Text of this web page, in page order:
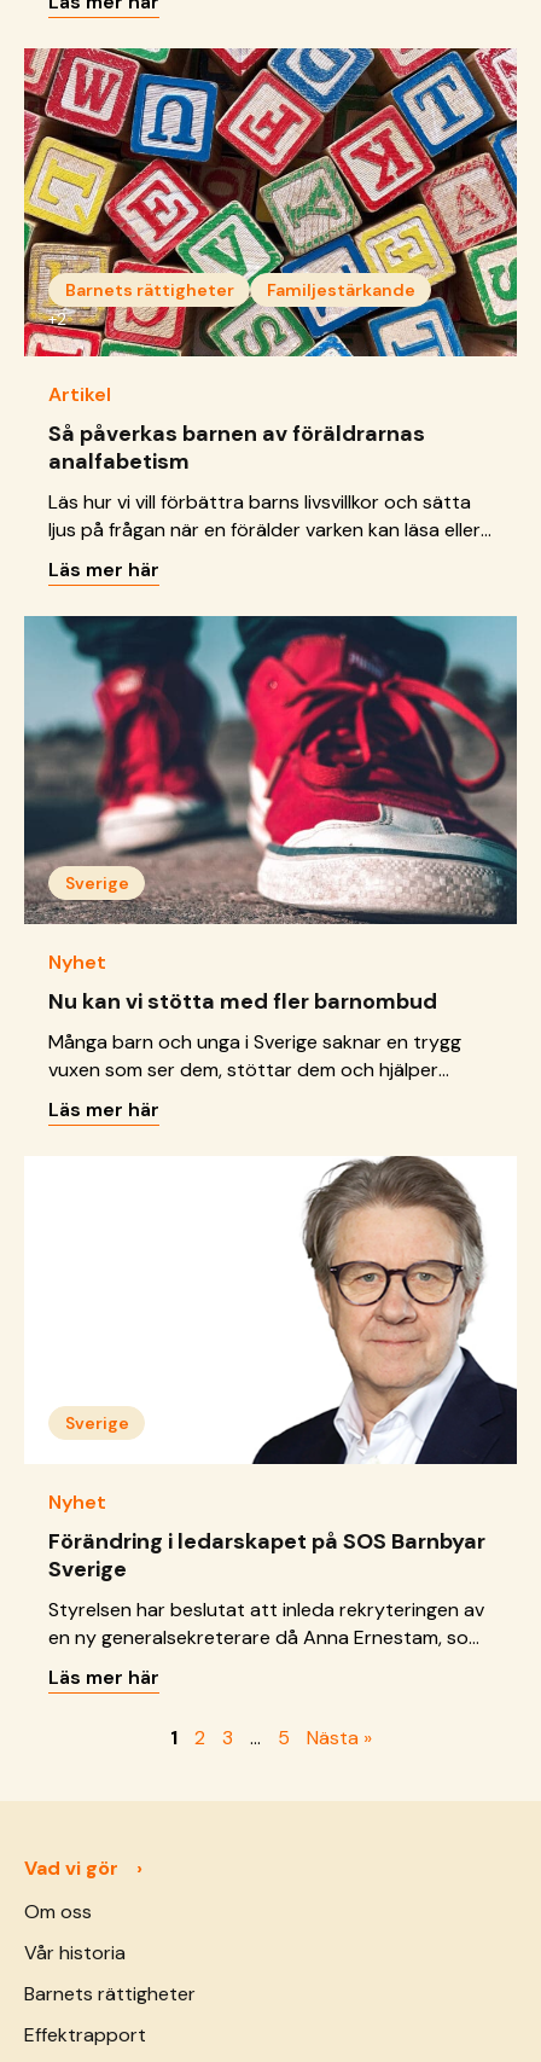
behöver utvecklas för att inget barn ska lämnas
utan stöd.
Barnets rättigheter
Familjestärkande
+2
Artikel
Så påverkas barnen av föräldrarnas
analfabetism
Läs hur vi vill förbättra barns livsvillkor och sätta
ljus på frågan när en förälder varken kan läsa eller
skriva.
Läs mer här
Sverige
Nyhet
Nu kan vi stötta med fler barnombud
Många barn och unga i Sverige saknar en trygg
vuxen som ser dem, stöttar dem och hjälper
deras röst att nå fram. Därför är vi glada att vi nu
har beviljats stöd från Socialstyrelsen för att
utveckla vårt arbete med barnombud i Sverige,
ett viktigt steg för att barn och unga ska få sina
röster hörda och rättigheter uppfyllda.
Läs mer här
Sverige
Nyhet
Förändring i ledarskapet på SOS Barnbyar
Sverige
Styrelsen har beslutat att inleda rekryteringen av
en ny generalsekreterare då Anna Ernestam, som
lett organisationen sedan 2020, lämnar sin roll.
Läs mer här
1 2 3 … 5 Nästa »
Vad vi gör
Om oss
Vår historia
Barnets rättigheter
Effektrapport